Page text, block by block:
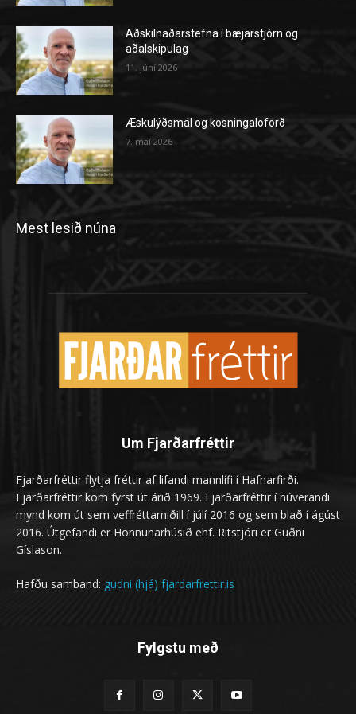
Aðskilnaðarstefna í bæjarstjórn og
aðalskipulag
11. júní 2026
Æskulýðsmál og kosningaloforð
7. maí 2026
Mest lesið núna
Um Fjarðarfréttir
Fjarðarfréttir flytja fréttir af lifandi mannlífi í Hafnarfirði.
Fjarðarfréttir kom fyrst út árið 1969. Fjarðarfréttir í núverandi
mynd kom út sem veffréttamiðill í júlí 2016 og sem blað í ágúst
2016. Útgefandi er Hönnunarhúsið ehf. Ritstjóri er Guðni
Gíslason.
Hafðu samband: gudni (hjá) fjardarfrettir.is
Fylgstu með